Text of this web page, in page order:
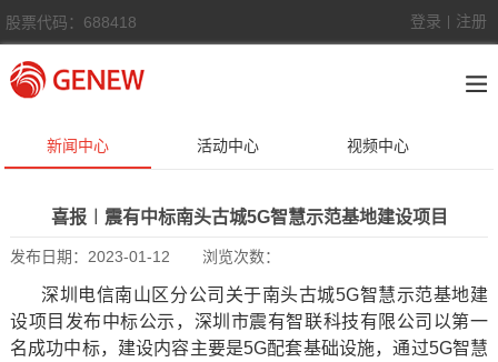
股票代码：688418 登录 注册
新闻中心 活动中心 视频中心
喜报︱震有中标南头古城5G智慧示范基地建设项目
发布日期： 2023-01-12 浏览次数：
深圳电信南山区分公司关于南头古城5G智慧示范基地建
设项目发布中标公示，深圳市震有智联科技有限公司以第一
名成功中标，建设内容主要是5G配套基础设施，通过5G智慧